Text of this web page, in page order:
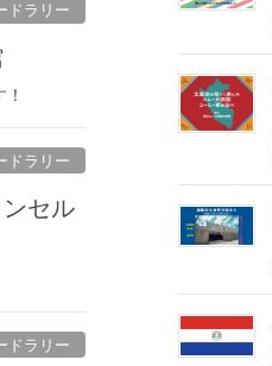
ドラリー
ドラリー
セル
ドラリー